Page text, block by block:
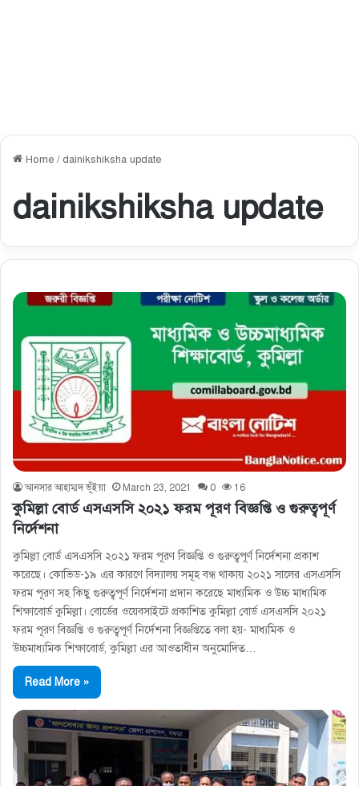
Home / dainikshiksha update
dainikshiksha update
আনসার আহাম্মদ ভূঁইয়া March 23, 2021 0 16
কুমিল্লা বোর্ড এসএসসি ২০২১ ফরম পূরণ বিজ্ঞপ্তি ও গুরুত্বপূর্ণ
নির্দেশনা
কুমিল্লা বোর্ড এসএসসি ২০২১ ফরম পূরণ বিজ্ঞপ্তি ও গুরুত্বপূর্ণ নির্দেশনা প্রকাশ
করেছে। কোভিড-১৯ এর কারণে বিদ্যালয় সমূহ বন্ধ থাকায় ২০২১ সালের এসএসসি
ফরম পূরণ সহ কিছু গুরুত্বপূর্ণ নির্দেশনা প্রদান করেছে মাধ্যমিক ও উচ্চ মাধ্যমিক
শিক্ষাবোর্ড কুমিল্লা। বোর্ডের ওয়েবসাইটে প্রকাশিত কুমিল্লা বোর্ড এসএসসি ২০২১
ফরম পূরণ বিজ্ঞপ্তি ও গুরুত্বপূর্ণ নির্দেশনা বিজ্ঞপ্তিতে বলা হয়- মাধ্যমিক ও
উচ্চমাধ্যমিক শিক্ষাবাের্ড, কুমিল্লা এর আওতাধীন অনুমােদিত…
Read More »